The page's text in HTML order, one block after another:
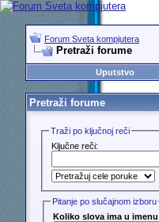
Forum Sveta kompjutera
Pretraži forume
Uputstvo
Pretraži forume
Traži po ključnoj reči
Ključne reči:
Pitanje po slučajnom izboru
Koliko slova ima u